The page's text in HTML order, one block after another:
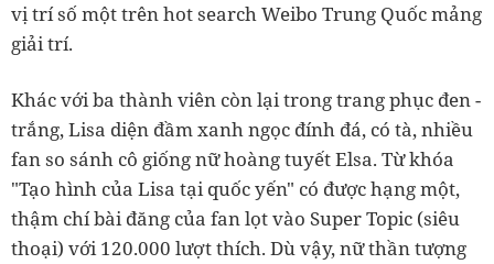
vị trí số một trên hot search Weibo Trung Quốc mảng
giải trí.
Khác với ba thành viên còn lại trong trang phục đen -
trắng, Lisa diện đầm xanh ngọc đính đá, có tà, nhiều
fan so sánh cô giống nữ hoàng tuyết Elsa. Từ khóa
"Tạo hình của Lisa tại quốc yến" có được hạng một,
thậm chí bài đăng của fan lọt vào Super Topic (siêu
thoại) với 120.000 lượt thích. Dù vậy, nữ thần tượng